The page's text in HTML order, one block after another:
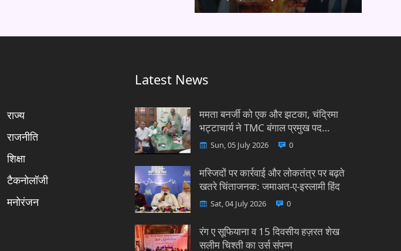
राज्य
राजनीति
शिक्षा
टैकनोलॉजी
मनोरंजन
Latest News
ममता बनर्जी को एक और झटका, चंद्रिमा
भट्टाचार्य ने TMC बंगाल प्रमुख पद…
Sun, 05 July 2026 0
मस्जिदों पर कार्रवाई और लोकतंत्र पर बढ़ते
खतरे चिंताजनक: जमाअत-ए-इस्लामी हिंद
Sat, 04 July 2026 0
रंग ए सूफियाना व 15 दिवसीय हज़रत शेख
सलीम चिश्ती का उर्स संपन्न